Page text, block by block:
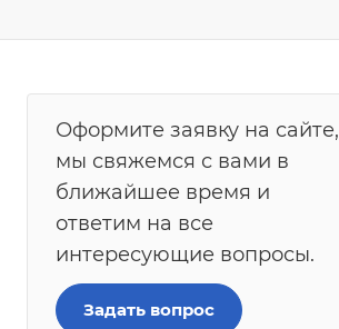
Оформите заявку на сайте,
мы свяжемся с вами в
ближайшее время и
ответим на все
интересующие вопросы.
Задать вопрос